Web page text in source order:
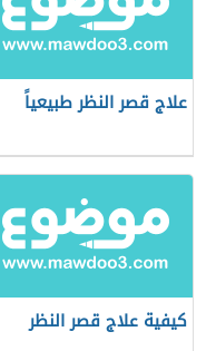
علاج قصر النظر طبيعياً
كيفية علاج قصر النظر